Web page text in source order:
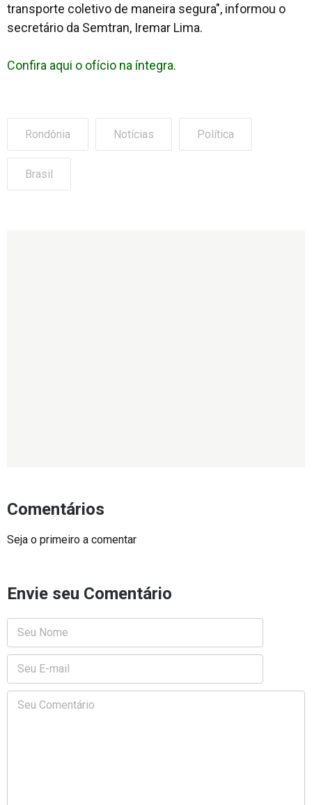
transporte coletivo de maneira segura", informou o
secretário da Semtran, Iremar Lima.
Confira aqui o ofício na íntegra.
Rondônia Notícias Política
Brasil
Comentários
Seja o primeiro a comentar
Envie seu Comentário